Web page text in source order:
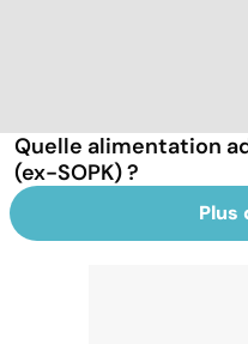
Quelle alimentation
(ex-SOPK) ?
Plus